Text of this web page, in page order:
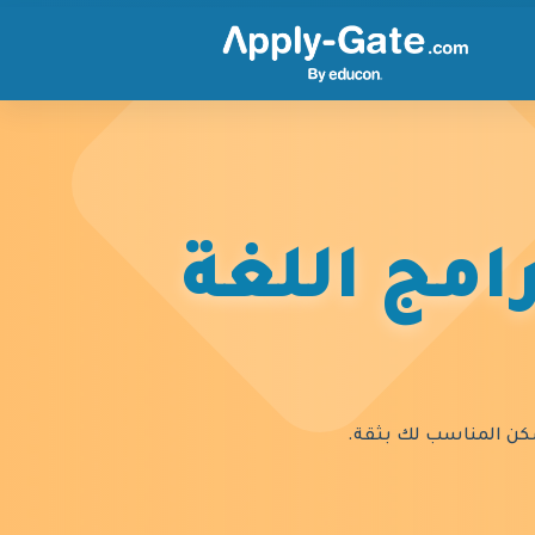
اللغة
المناسب لك بثقة.